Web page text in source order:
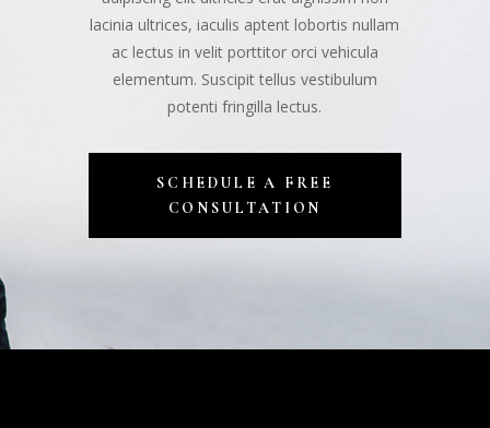
lacinia ultrices, iaculis aptent lobortis nullam
ac lectus in velit porttitor orci vehicula
elementum. Suscipit tellus vestibulum
potenti fringilla lectus.
SCHEDULE A FREE
CONSULTATION